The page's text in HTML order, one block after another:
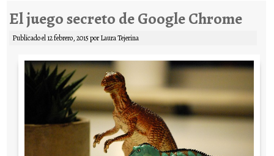
El juego secreto de Google Chrome
Publicado el12 febrero, 2015porLaura Tejerina